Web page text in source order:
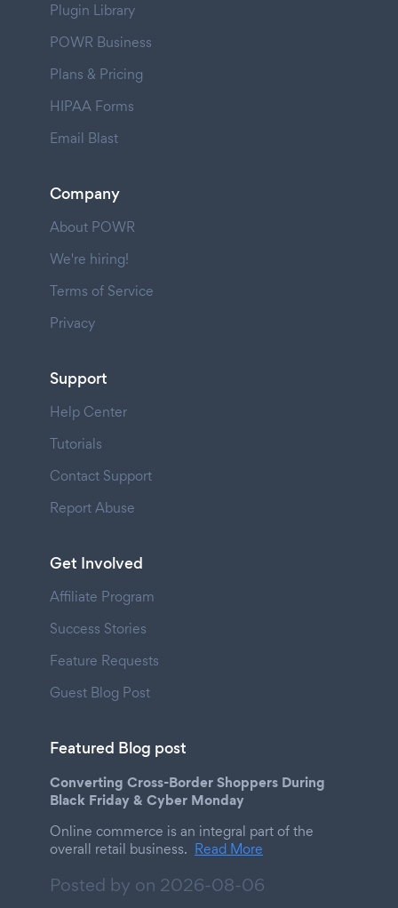
Plugin Library
POWR Business
Plans & Pricing
HIPAA Forms
Email Blast
Company
About POWR
We're hiring!
Terms of Service
Privacy
Support
Help Center
Tutorials
Contact Support
Report Abuse
Get Involved
Affiliate Program
Success Stories
Feature Requests
Guest Blog Post
Featured Blog post
Converting Cross-Border Shoppers During
Black Friday & Cyber Monday
Online commerce is an integral part of the
overall retail business. Read More
Posted by on 2026-08-06